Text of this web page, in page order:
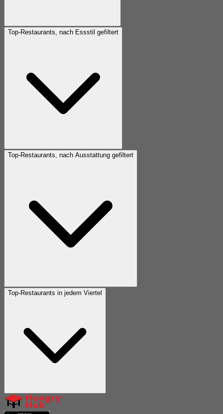
Top-Restaurants, nach Essstil gefiltert
Top-Restaurants, nach Ausstattung gefiltert
Top-Restaurants in jedem Viertel